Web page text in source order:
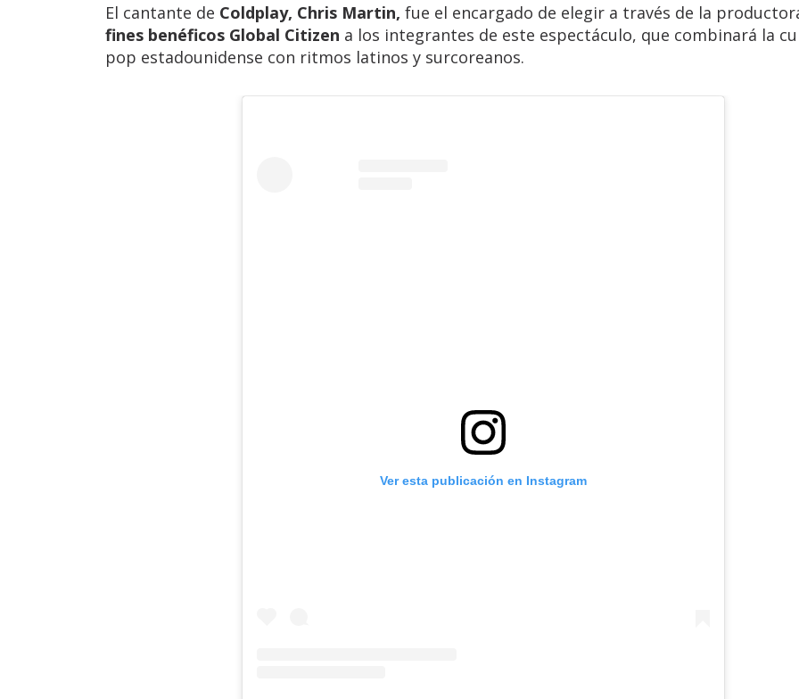
El cantante de Coldplay, Chris Martin, fue el encargado de elegir a través de la
fines benéficos Global Citizen a los integrantes de este espectáculo, que combinará la
pop estadounidense con ritmos latinos y surcoreanos.
Ver esta publicación en Instagram